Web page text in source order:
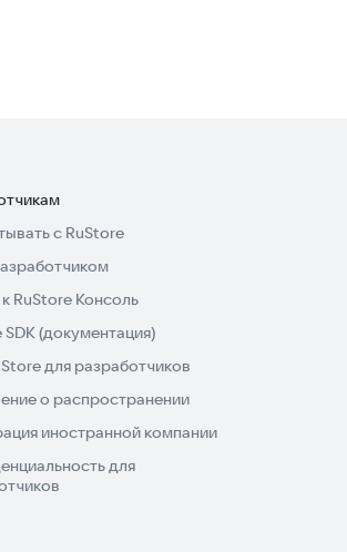
с RuStore
RuStore Консоль
SDK (документация)
для разработчиков
о распространении
иностранной компании
для